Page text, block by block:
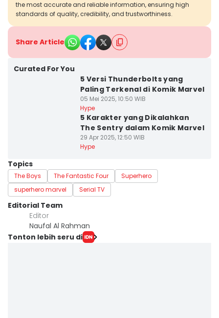
the most accurate and reliable information, ensuring high
standards of quality, credibility, and trustworthiness.
Share Article
Curated For You
5 Versi Thunderbolts yang
Paling Terkenal di Komik Marvel
05 Mei 2025, 10:50 WIB
Hype
5 Karakter yang Dikalahkan
The Sentry dalam Komik Marvel
29 Apr 2025, 12:50 WIB
Hype
Topics
The Boys The Fantastic Four
Superhero
superhero marvel
Serial TV
Editorial Team
Editor
Naufal Al Rahman
Tonton lebih seru di